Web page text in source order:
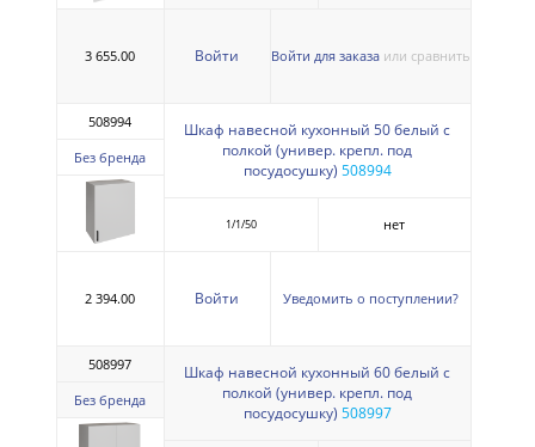
3 655.00 Войти Войти для заказа или сравнить
508994
Без бренда
Шкаф навесной кухонный 50 белый с
полкой (универ. крепл. под
посудосушку) 508994
1/1/50 нет
2 394.00 Войти Уведомить о поступлении?
508997
Без бренда
Шкаф навесной кухонный 60 белый с
полкой (универ. крепл. под
посудосушку) 508997